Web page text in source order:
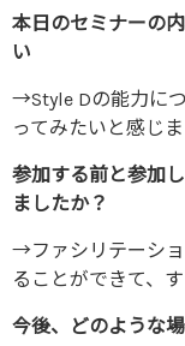
本日のセミナーの
い
→Style Dの能力に
ってみたいと感じま
参加する前と参加
ましたか？
→ファシリテーシ
ることができて、
今後、どのような